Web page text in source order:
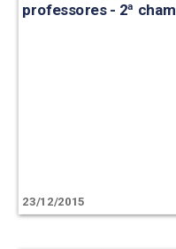
professores - 2ª
23/12/2015